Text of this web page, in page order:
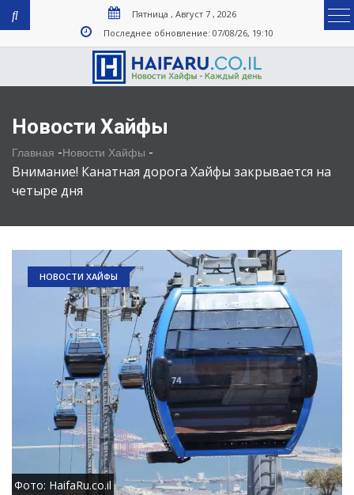
Пятница , Август 7 , 2026
Последнее обновление: 07/08/26, 19:10
Новости Хайфы
Главная -Новости Хайфы -
Внимание! Канатная дорога Хайфы закрывается на
четыре дня
НОВОСТИ ХАЙФЫ
Фото: HaifaRu.co.il